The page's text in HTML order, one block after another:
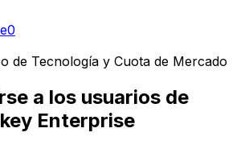
0
de Tecnología y Cuota de Mercado
a los usuarios de
Enterprise